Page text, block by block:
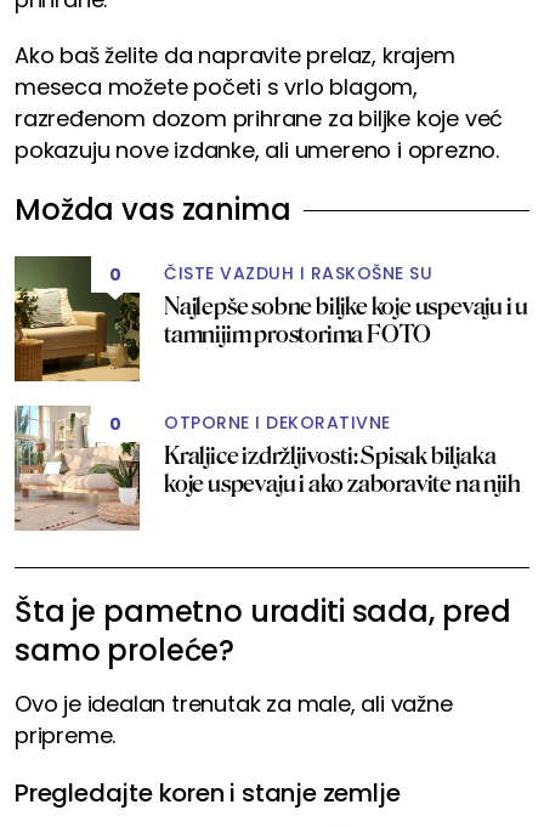
Ako baš želite da napravite prelaz, krajem
meseca možete početi s vrlo blagom,
razređenom dozom prihrane za biljke koje već
pokazuju nove izdanke, ali umereno i oprezno.
Možda vas zanima
0 ČISTE VAZDUH I RASKOŠNE SU
Najlepše sobne biljke koje uspevaju i u
tamnijim prostorima FOTO
0 OTPORNE I DEKORATIVNE
Kraljice izdržljivosti: Spisak biljaka
koje uspevaju i ako zaboravite na njih
Šta je pametno uraditi sada, pred
samo proleće?
Ovo je idealan trenutak za male, ali važne
pripreme.
Pregledajte koren i stanje zemlje